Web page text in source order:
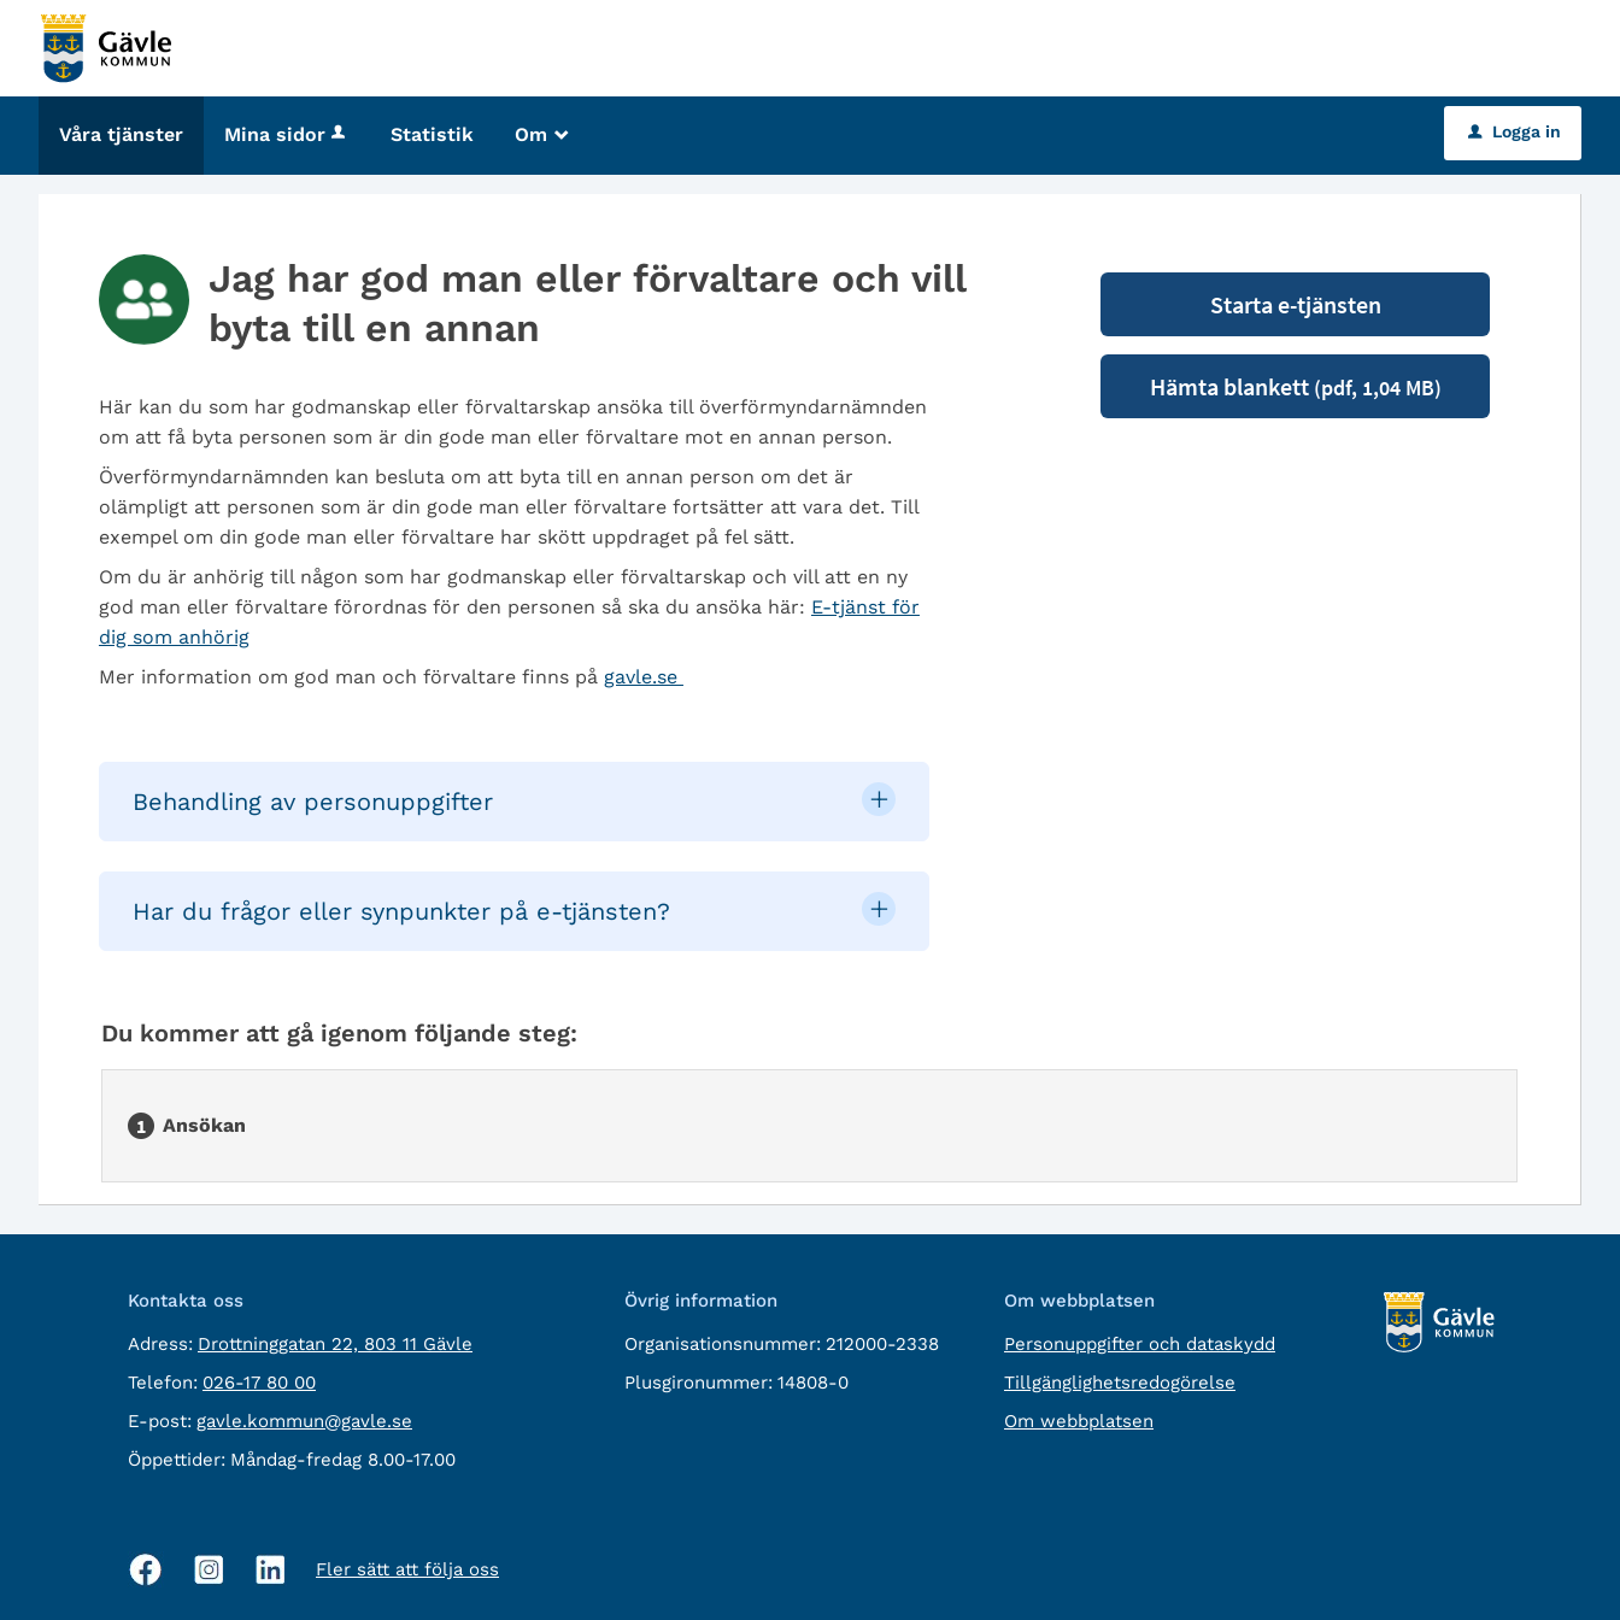
Välkommen
tjänster
Gävle
kommun
Våra tjänster Mina sidor Statistik Om _ u Logga in
Jag har god man eller förvaltare och vill
byta till en annan
Här kan du som har godmanskap eller förvaltarskap ansöka till överförmyndarnämnden
om att få byta personen som är din gode man eller förvaltare mot en annan person.
Överförmyndarnämnden kan besluta om att byta till en annan person om det är
olämpligt att personen som är din gode man eller förvaltare fortsätter att vara det. Till
exempel om din gode man eller förvaltare har skött uppdraget på fel sätt.
Om du är anhörig till någon som har godmanskap eller förvaltarskap och vill att en ny
god man eller förvaltare förordnas för den personen så ska du ansöka här: E-tjänst för
dig som anhörig
Mer information om god man och förvaltare finns på gavle.se
Behandling av personuppgifter
Har du frågor eller synpunkter på e-tjänsten?
Starta e-tjänsten
Hämta blankett(pdf, 1,04 MB)
Du kommer att gå igenom följande steg:
Ansökan
Kontakta oss
Adress: besöksadress:
Drottninggatan 22, 803 11 Gävle
Telefon: Telefon:
026-17 80 00
E-post: E-
post:
gavle.kommun@gavle.se
Öppettider: Måndag-fredag 8.00-17.00
Övrig information
Organisationsnummer: 212000-2338
Plusgironummer: 14808-0
Om webbplatsen
Personuppgifter och dataskydd
Tillgänglighetsredogörelse
Om webbplatsen
Sociala
Fler sätt att följa oss